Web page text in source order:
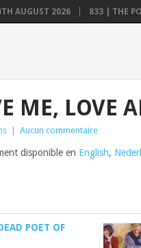
AUGUST 2026 833 | THE
ME, LOVE
Aucun commentaire
disponible en English,
POET OF